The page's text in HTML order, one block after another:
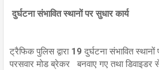
दुर्घटना संभावित स्थानों पर सुधार कार्य
ट्रैफिक पुलिस द्वारा 19 दुर्घटना संभावित
परसवार मोड ब्रेकर बनवाए गए तथा डिवाइडर